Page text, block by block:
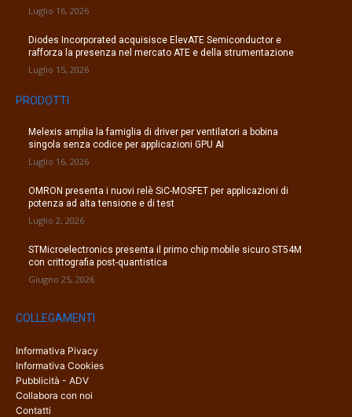
Luglio 16, 2026
Diodes Incorporated acquisisce ElevATE Semiconductor e
rafforza la presenza nel mercato ATE e della strumentazione
Luglio 15, 2026
PRODOTTI
Melexis amplia la famiglia di driver per ventilatori a bobina
singola senza codice per applicazioni GPU AI
Luglio 16, 2026
OMRON presenta i nuovi relè SiC-MOSFET per applicazioni di
potenza ad alta tensione e di test
Luglio 2, 2026
STMicroelectronics presenta il primo chip mobile sicuro ST54M
con crittografia post-quantistica
Giugno 25, 2026
COLLEGAMENTI
Informativa Pivacy
Informativa Cookies
Pubblicità - ADV
Collabora con noi
Contatti